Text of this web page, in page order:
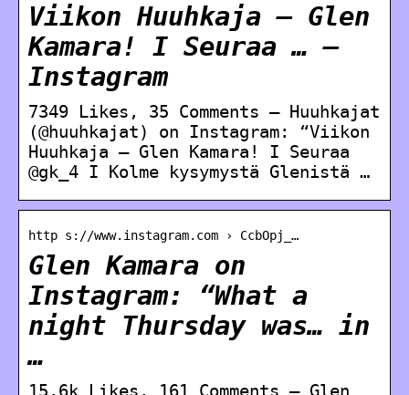
Viikon Huuhkaja – Glen
Kamara! I Seuraa … –
Instagram
7349 Likes, 35 Comments – Huuhkajat
(@huuhkajat) on Instagram: “Viikon
Huuhkaja – Glen Kamara! I Seuraa
@gk_4 I Kolme kysymystä Glenistä …
http s://www.instagram.com › CcbOpj_…
Glen Kamara on
Instagram: “What a
night Thursday was… in
…
15.6k Likes, 161 Comments – Glen